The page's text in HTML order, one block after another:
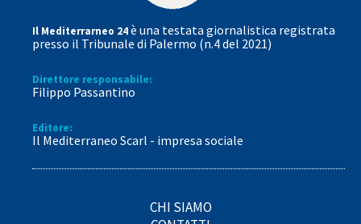
Il Mediterrarneo 24è una testata giornalistica registrata
presso il Tribunale di Palermo (n.4 del 2021)
Direttore responsabile:
Filippo Passantino
Editore:
Il Mediterraneo Scarl - impresa sociale
CHI SIAMO